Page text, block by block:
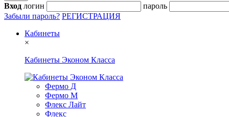
Вход логин пароль
Забыли пароль? РЕГИСТРАЦИЯ
Кабинеты
×
Кабинеты Эконом Класса
Фермо Д
Фермо М
Флекс Лайт
Флекс